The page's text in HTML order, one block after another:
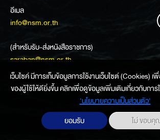
อีเมล
info@nsm.or.th
(สำหรับรับ-ส่งหนังสือราชการ)
saraban@nsm.or.th
เว็บไซค์ มีการเก็บข้อมูลการใช้งานเว็บไซต์
ของผู้ใช้ให้ดียิ่งขึ้น คลิกเพื่อดูข้อมูลเพิ่มเติมเกี่ยวกับการ
‘นโยบายความเป็นส่วนตัว'
ยอมรับ
ไม่ ขอบ